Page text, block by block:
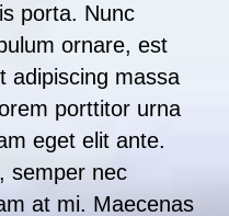
porta. Nunc
ornare, est
adipiscing massa
porttitor urna
eget elit ante.
semper nec
at mi. Maecenas